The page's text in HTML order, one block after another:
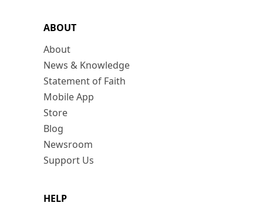
ABOUT
About
News & Knowledge
Statement of Faith
Mobile App
Store
Blog
Newsroom
Support Us
HELP